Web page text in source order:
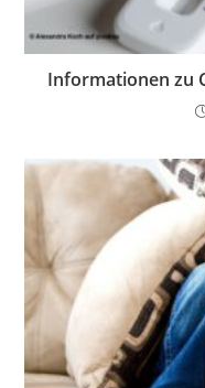
Informationen zu